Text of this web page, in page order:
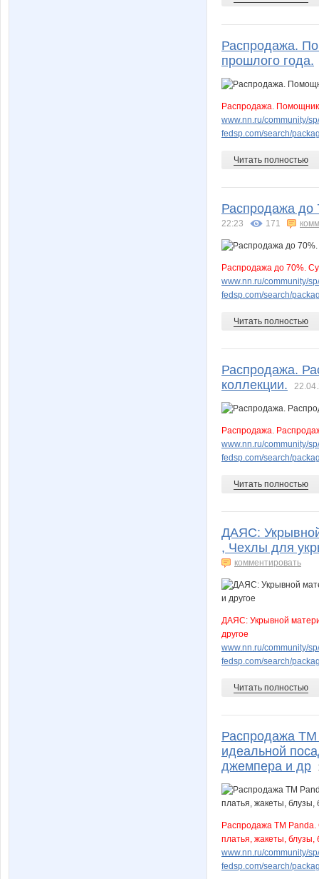
Распродажа.
прошлого года.
Распродажа.
www.nn.ru/community/
fedsp.com/search/
Читать полностью
Распродажа до
22:23 171
Распродажа до 70%.
www.nn.ru/community/
fedsp.com/search/
Читать полностью
Распродажа.
коллекции.
Распродажа.
www.nn.ru/community/
fedsp.com/search/
Читать полностью
ДАЯС:
, Чехлы для
комментировать
ДАЯС: Укрывной
другое
www.nn.ru/community/
fedsp.com/search/
Читать полностью
Распродажа ТМ
идеальной
джемпера и др
Распродажа ТМ Panda.
платья, жакеты,
www.nn.ru/community/
fedsp.com/search/